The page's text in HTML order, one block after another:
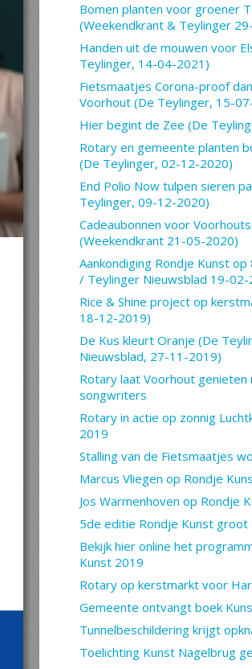
Bomen planten voor groener
(Weekendkrant & Teylinger
Handen uit de mouwen voor
Teylinger, 14-04-2021)
Fietsmaatjes Corona-proof
Voorhout (De Teylinger, 15-
Hier begint de Zee (De
Rotary en gemeente planten
(De Teylinger, 02-12-2020)
End Polio Now tulpen sieren
Teylinger, 09-12-2020)
Cadeaubonnen voor
(Weekendkrant 21-05-2020)
Aankondiging Rondje Kunst
/ Teylinger Nieuwsblad 19-02-
Rice & Shine project op
18-12-2019)
De Kus kleurt Oranje (De
Nieuwsblad, 27-11-2019)
Rotary laat Voorhout genieten
songwriters
Rotary in actie op zonnig
2019
Stalling van de Fietsmaatjes
Marcus Vliegen op Rondje
Jos Warmenhoven op Rondje
5de editie Rondje Kunst groot
Bekijk hier online het
Kunst 2019
Rotary op kerstmarkt voor
Gemeente ontvangt boek
Tunnelbeschildering krijgt
Toelichting Kunst Nagelbrug